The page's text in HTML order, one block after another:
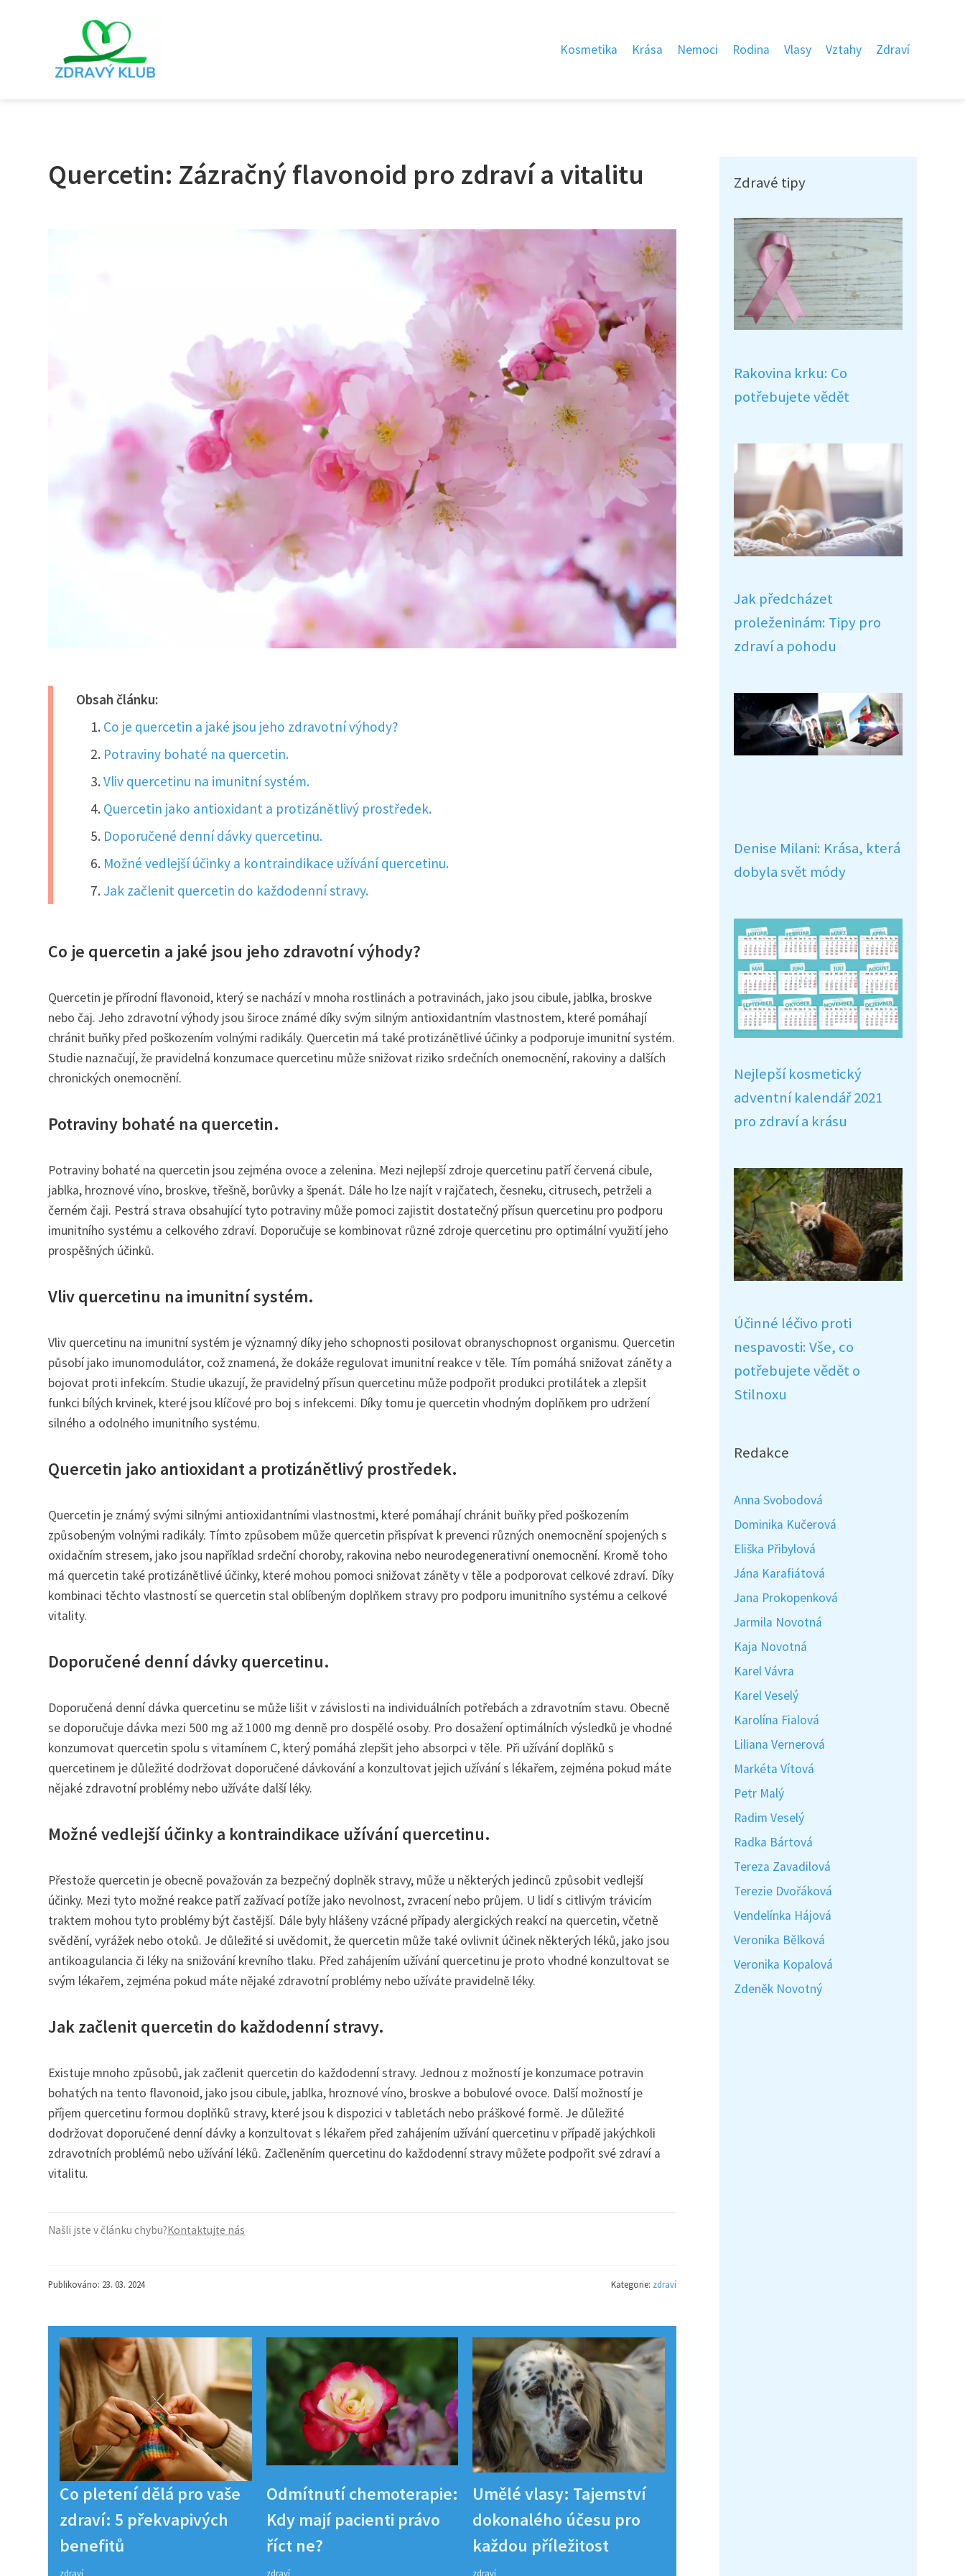
Kosmetika Krása Nemoci Rodina Vlasy Vztahy Zdraví
Quercetin: Zázračný flavonoid pro zdraví a vitalitu
Obsah článku:
Co je quercetin a jaké jsou jeho zdravotní výhody?
Potraviny bohaté na quercetin.
Vliv quercetinu na imunitní systém.
Quercetin jako antioxidant a protizánětlivý prostředek.
Doporučené denní dávky quercetinu.
Možné vedlejší účinky a kontraindikace užívání quercetinu.
Jak začlenit quercetin do každodenní stravy.
Co je quercetin a jaké jsou jeho zdravotní výhody?
Quercetin je přírodní flavonoid, který se nachází v mnoha rostlinách a potravinách, jako jsou cibule, jablka, broskve
nebo čaj. Jeho zdravotní výhody jsou široce známé díky svým silným antioxidantním vlastnostem, které pomáhají
chránit buňky před poškozením volnými radikály. Quercetin má také protizánětlivé účinky a podporuje imunitní systém.
Studie naznačují, že pravidelná konzumace quercetinu může snižovat riziko srdečních onemocnění, rakoviny a dalších
chronických onemocnění.
Potraviny bohaté na quercetin.
Potraviny bohaté na quercetin jsou zejména ovoce a zelenina. Mezi nejlepší zdroje quercetinu patří červená cibule,
jablka, hroznové víno, broskve, třešně, borůvky a špenát. Dále ho lze najít v rajčatech, česneku, citrusech, petrželi a
černém čaji. Pestrá strava obsahující tyto potraviny může pomoci zajistit dostatečný přísun quercetinu pro podporu
imunitního systému a celkového zdraví. Doporučuje se kombinovat různé zdroje quercetinu pro optimální využití jeho
prospěšných účinků.
Vliv quercetinu na imunitní systém.
Vliv quercetinu na imunitní systém je významný díky jeho schopnosti posilovat obranyschopnost organismu. Quercetin
působí jako imunomodulátor, což znamená, že dokáže regulovat imunitní reakce v těle. Tím pomáhá snižovat záněty a
bojovat proti infekcím. Studie ukazují, že pravidelný přísun quercetinu může podpořit produkci protilátek a zlepšit
funkci bílých krvinek, které jsou klíčové pro boj s infekcemi. Díky tomu je quercetin vhodným doplňkem pro udržení
silného a odolného imunitního systému.
Quercetin jako antioxidant a protizánětlivý prostředek.
Quercetin je známý svými silnými antioxidantními vlastnostmi, které pomáhají chránit buňky před poškozením
způsobeným volnými radikály. Tímto způsobem může quercetin přispívat k prevenci různých onemocnění spojených s
oxidačním stresem, jako jsou například srdeční choroby, rakovina nebo neurodegenerativní onemocnění. Kromě toho
má quercetin také protizánětlivé účinky, které mohou pomoci snižovat záněty v těle a podporovat celkové zdraví. Díky
kombinaci těchto vlastností se quercetin stal oblíbeným doplňkem stravy pro podporu imunitního systému a celkové
vitality.
Doporučené denní dávky quercetinu.
Doporučená denní dávka quercetinu se může lišit v závislosti na individuálních potřebách a zdravotním stavu. Obecně
se doporučuje dávka mezi 500 mg až 1000 mg denně pro dospělé osoby. Pro dosažení optimálních výsledků je vhodné
konzumovat quercetin spolu s vitamínem C, který pomáhá zlepšit jeho absorpci v těle. Při užívání doplňků s
quercetinem je důležité dodržovat doporučené dávkování a konzultovat jejich užívání s lékařem, zejména pokud máte
nějaké zdravotní problémy nebo užíváte další léky.
Možné vedlejší účinky a kontraindikace užívání quercetinu.
Přestože quercetin je obecně považován za bezpečný doplněk stravy, může u některých jedinců způsobit vedlejší
účinky. Mezi tyto možné reakce patří zažívací potíže jako nevolnost, zvracení nebo průjem. U lidí s citlivým trávicím
traktem mohou tyto problémy být častější. Dále byly hlášeny vzácné případy alergických reakcí na quercetin, včetně
svědění, vyrážek nebo otoků. Je důležité si uvědomit, že quercetin může také ovlivnit účinek některých léků, jako jsou
antikoagulancia či léky na snižování krevního tlaku. Před zahájením užívání quercetinu je proto vhodné konzultovat se
svým lékařem, zejména pokud máte nějaké zdravotní problémy nebo užíváte pravidelně léky.
Jak začlenit quercetin do každodenní stravy.
Existuje mnoho způsobů, jak začlenit quercetin do každodenní stravy. Jednou z možností je konzumace potravin
bohatých na tento flavonoid, jako jsou cibule, jablka, hroznové víno, broskve a bobulové ovoce. Další možností je
příjem quercetinu formou doplňků stravy, které jsou k dispozici v tabletách nebo práškové formě. Je důležité
dodržovat doporučené denní dávky a konzultovat s lékařem před zahájením užívání quercetinu v případě jakýchkoli
zdravotních problémů nebo užívání léků. Začleněním quercetinu do každodenní stravy můžete podpořit své zdraví a
vitalitu.
Našli jste v článku chybu?Kontaktujte nás
Publikováno: 23. 03. 2024 Kategorie: zdraví
Co pletení dělá pro vaše
zdraví: 5 překvapivých
benefitů
zdraví
Odmítnutí chemoterapie:
Kdy mají pacienti právo
říct ne?
zdraví
Umělé vlasy: Tajemství
dokonalého účesu pro
každou příležitost
zdraví
Zdravé tipy
Rakovina krku: Co
potřebujete vědět
Jak předcházet
proleženinám: Tipy pro
zdraví a pohodu
Denise Milani: Krása, která
dobyla svět módy
Nejlepší kosmetický
adventní kalendář 2021
pro zdraví a krásu
Účinné léčivo proti
nespavosti: Vše, co
potřebujete vědět o
Stilnoxu
Redakce
Anna Svobodová
Dominika Kučerová
Eliška Přibylová
Jána Karafiátová
Jana Prokopenková
Jarmila Novotná
Kaja Novotná
Karel Vávra
Karel Veselý
Karolína Fialová
Liliana Vernerová
Markéta Vítová
Petr Malý
Radim Veselý
Radka Bártová
Tereza Zavadilová
Terezie Dvořáková
Vendelínka Hájová
Veronika Bělková
Veronika Kopalová
Zdeněk Novotný